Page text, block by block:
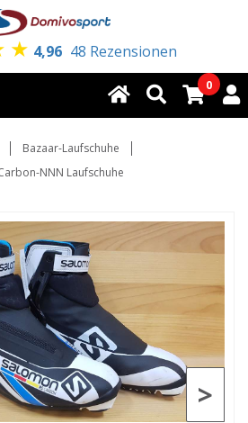
★ 4,96 48 Rezensionen
0
Bazaar-Laufschuhe
NNN Laufschuhe
>